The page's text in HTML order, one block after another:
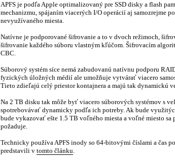
APFS je podľa Apple optimalizovaný pre SSD disky a flash
mechanizmu, spájaním viacerých I/O operácií aj samozrejme
nevyužívaného miesta.
Natívne je podporované šifrovanie a to v dvoch režimoch,
šifrovanie každého súboru vlastným kľúčom. Šifrovacím
CBC.
Súborový systém síce nemá zabudovanú natívnu podporu
fyzických úložných médií ale umožňuje vytvárať viacero
Tieto zdieľajú celý priestor kontajnera a majú tak dynamickú
Na 2 TB disku tak môže byť viacero súborových systémov s
spotrebovávať dynamicky podľa ich potreby. Ak bude
bude vykazovať ešte 1.5 TB voľného miesta a voľné miesto
požaduje.
Technicky používa APFS inody so 64-bitovými číslami a čas
predstavili v tomto článku.